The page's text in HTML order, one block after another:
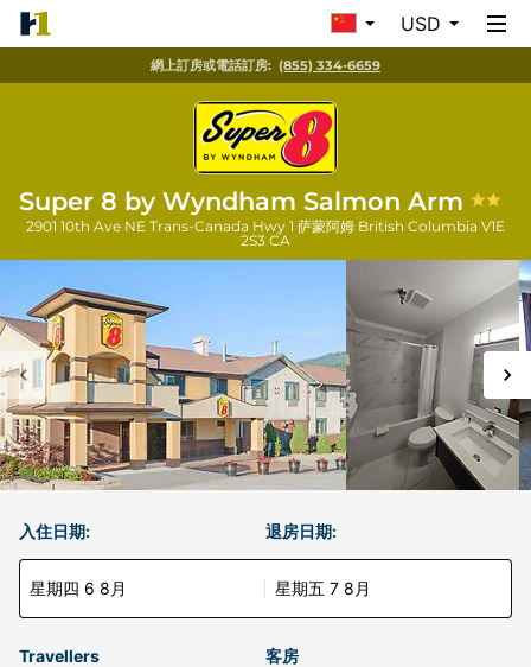
USD
網上訂房或電話訂房: (855) 334-6659
Super 8 by Wyndham Salmon Arm
2901 10th Ave NE Trans-Canada Hwy 1 萨蒙阿姆 British Columbia V1E
2S3 CA
入住日期:
星期四 6 8月
退房日期:
星期五 7 8月
Travellers 客房